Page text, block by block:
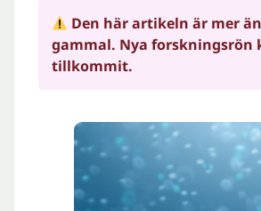
Den här artikeln är mer
gammal. Nya forskningsrön
tillkommit.